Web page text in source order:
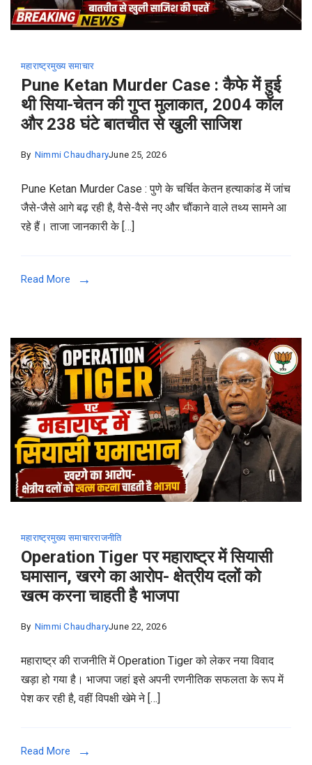
महाराष्ट्रमुख्य समाचार
Pune Ketan Murder Case : कैफे में हुई
थी सिया-चेतन की गुप्त मुलाकात, 2004 कॉल
और 238 घंटे बातचीत से खुली साजिश
By Nimmi ChaudharyJune 25, 2026
Pune Ketan Murder Case : पुणे के चर्चित केतन हत्याकांड में जांच
जैसे-जैसे आगे बढ़ रही है, वैसे-वैसे नए और चौंकाने वाले तथ्य सामने आ
रहे हैं। ताजा जानकारी के […]
Read More
महाराष्ट्रमुख्य समाचारराजनीति
Operation Tiger पर महाराष्ट्र में सियासी
घमासान, खरगे का आरोप- क्षेत्रीय दलों को
खत्म करना चाहती है भाजपा
By Nimmi ChaudharyJune 22, 2026
महाराष्ट्र की राजनीति में Operation Tiger को लेकर नया विवाद
खड़ा हो गया है। भाजपा जहां इसे अपनी रणनीतिक सफलता के रूप में
पेश कर रही है, वहीं विपक्षी खेमे ने […]
Read More